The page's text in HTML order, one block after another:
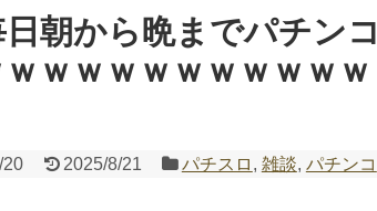
朝から晩までパチンコ
ｗｗｗｗｗｗｗｗｗｗ
20 2025/8/21 パチスロ , 雑談, パチンコ